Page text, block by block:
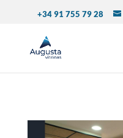
+34 91 755 79 28